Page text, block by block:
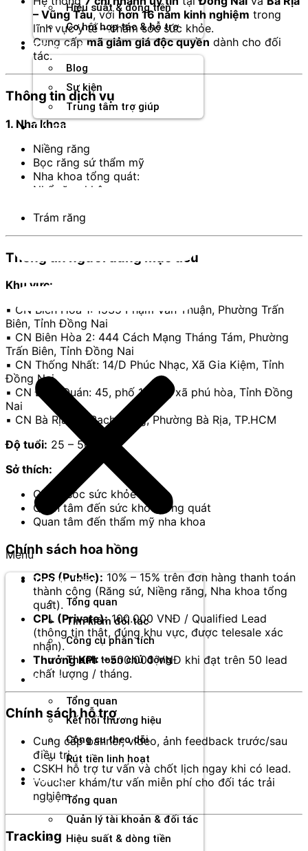
Hiệu suất & dòng tiền
Cơ hội hợp tác & hỗ trợ
Tài nguyên
Blog
Sự kiện
Trung tâm trợ giúp
Chương Trình Creator
Menu
Thương hiệu
Tổng quan
Tìm kiếm đối tác
Công cụ phân tích
Thanh toán chủ động
Đối tác
Tổng quan
Kết nối thương hiệu
Công cụ theo dõi
Rút tiền linh hoạt
Agency
Tổng quan
Quản lý tài khoản & đối tác
Hiệu suất & dòng tiền
– Vũng Tàu, vớihơn 16 năm kinh nghiệm trong
lĩnh vực y tế – chăm sóc sức khỏe.
Cung cấpmã giảm giá độc quyền dành cho đối
tác.
Thông tin dịch vụ
1. Nha khoa
Niềng răng
Bọc răng sứ thẩm mỹ
Nha khoa tổng quát:
Nhổ răng khôn
Trám răng
Thông tin người dùng mục tiêu
Khu vực:
▪️ CN Biên Hòa 1: 1535 Phạm Văn Thuận, Phường Trấn
Biên, Tỉnh Đồng Nai
▪️ CN Biên Hòa 2: 444 Cách Mạng Tháng Tám, Phường
Trấn Biên, Tỉnh Đồng Nai
▪️ CN Thống Nhất: 14/D Phúc Nhạc, Xã Gia Kiệm, Tỉnh
Đồng Nai
▪️ CN Định Quán: 45, phố 1, ấp 1, xã phú hòa, Tỉnh Đồng
Nai
▪️ CN Bà Rịa: 75 Bạch Đằng, Phường Bà Rịa, TP.HCM
Độ tuổi: 25 – 50
Sở thích:
Chăm sóc sức khỏe
Quan tâm đến sức khỏe tổng quát
Quan tâm đến thẩm mỹ nha khoa
Chính sách hoa hồng
CPS (Public):10% – 15% trên đơn hàng thanh toán
thành công (Răng sứ, Niềng răng, Nha khoa tổng
quát).
CPL (Private):100.000 VNĐ / Qualified Lead
(thông tin thật, đúng khu vực, được telesale xác
nhận).
Thưởng KPI: +500.000 VNĐ khi đạt trên 50 lead
chất lượng / tháng.
Chính sách hỗ trợ
Cung cấp banner, video, ảnh feedback trước/sau
điều trị.
CSKH hỗ trợ tư vấn và chốt lịch ngay khi có lead.
Voucher khám/tư vấn miễn phí cho đối tác trải
nghiệm
Tracking